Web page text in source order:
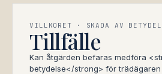
VILLKORET · SKADA AV
Tillfälle
Kan åtgärden befaras medföra
betydelse</strong> för